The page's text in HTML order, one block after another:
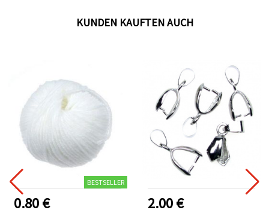
KUNDEN KAUFTEN AUCH
BESTSELLER
0.80 € 2.00 €